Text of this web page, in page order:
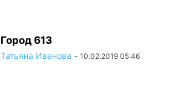
Город 613
Татьяна Иванова - 10.02.2019 05:46